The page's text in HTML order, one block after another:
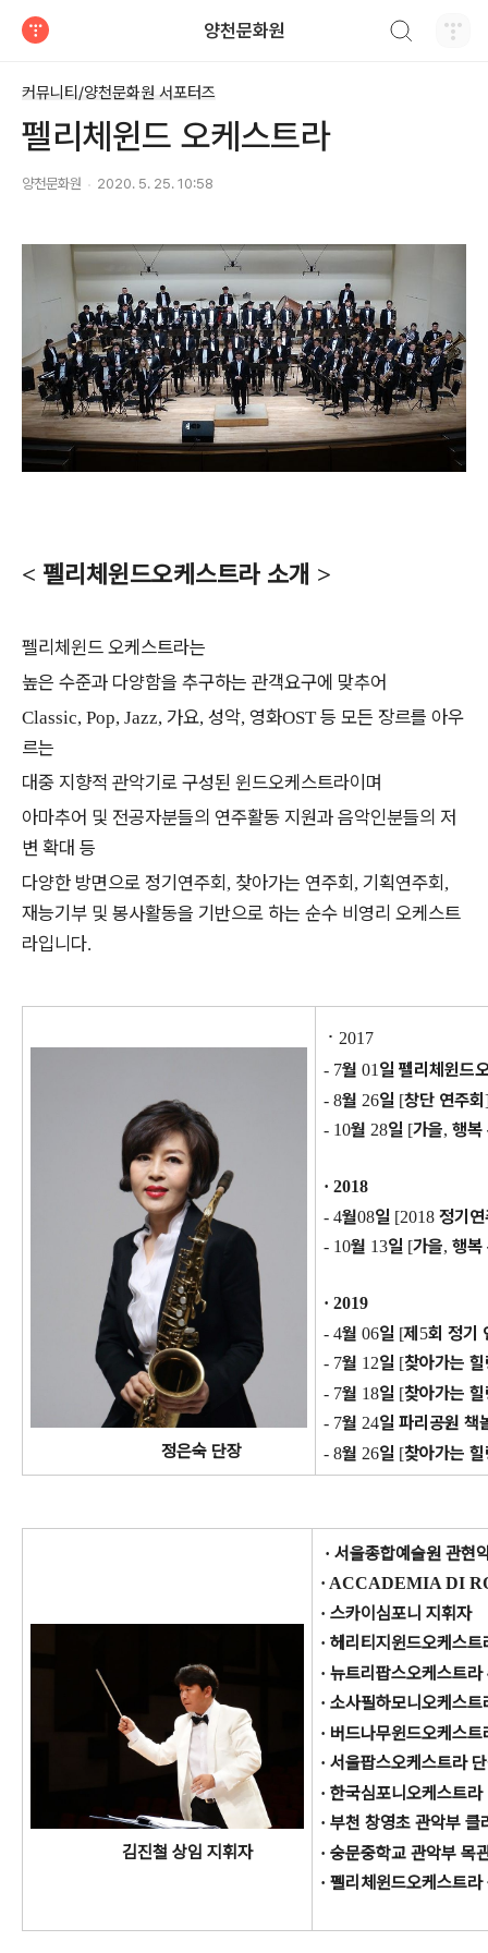
양천문화원
커뮤니티/양천문화원 서포터즈
펠리체윈드 오케스트라
양천문화원 2020. 5. 25. 10:58
< 펠리체윈드오케스트라 소개 >
펠리체윈드 오케스트라는
높은 수준과 다양함을 추구하는 관객요구에 맞추어
Classic, Pop, Jazz, 가요, 성악, 영화OST등 모든 장르를 아우
르는
대중 지향적 관악기로 구성된 윈드오케스트라이며
아마추어 및 전공자분들의 연주활동 지원과 음악인분들의 저
변 확대 등
다양한 방면으로 정기연주회 , 찾아가는 연주회 , 기획연주회 ,
재능기부 및 봉사활동을 기반으로 하는 순수 비영리 오케스트
라입니다.
정은숙 단장
· 2017
- 7월 01 일 펠리체윈드
- 8월 26일 [창단 연주회
- 10월 28일 [가을, 행복
· 2018
- 4월08일 [2018 정기
- 10월 13일 [가을, 행복
· 2019
- 4월 06일 [제 5회 정기
- 7월 12일 [찾아가는
- 7월 18일 [찾아가는
- 7월 24일 파리공원 책
- 8월 26일 [찾아가는
김진철 상임 지휘자
· 서울종합예술원 관현
· ACCADEMIA DI
· 스카이심포니 지휘자
· 헤리티지윈드오케스트
· 뉴트리팝스오케스트라
· 소사필하모니오케스트
· 버드나무윈드오케스
· 서울팝스오케스트라
· 한국심포니오케스트라
· 부천 창영초 관악부 클
· 숭문중학교 관악부 목
· 펠리체윈드오케스트라